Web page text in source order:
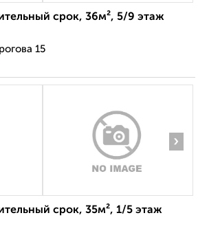
срок, 36м², 5/9 этаж
15
›
срок, 35м², 1/5 этаж